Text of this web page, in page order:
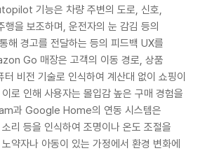
기능은 차량 주변의 도로, 신호,
행을 보조하며, 운전자의 눈 감김 등의
해 경고를 전달하는 등의 피드백 UX를
Go 매장은 고객의 이동 경로, 상품
비전 기술로 인식하여 계산대 없이 쇼핑이
로 인해 사용자는 몰입감 높은 구매 경험을
과 Google Home의 연동 시스템은
리 등을 인식하여 조명이나 온도 조절을
약자나 아동이 있는 가정에서 환경 변화에